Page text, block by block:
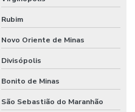
Rubim
Novo Oriente de Minas
Divisópolis
Bonito de Minas
São Sebastião do Maranhão